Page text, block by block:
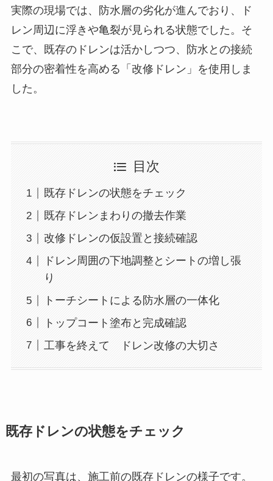
実際の現場では、防水層の劣化が進んでおり、ド
レン周辺に浮きや亀裂が見られる状態でした。そ
こで、既存のドレンは活かしつつ、防水との接続
部分の密着性を高める「改修ドレン」を使用しま
した。
目次
既存ドレンの状態をチェック
既存ドレンまわりの撤去作業
改修ドレンの仮設置と接続確認
ドレン周囲の下地調整とシートの増し張
り
トーチシートによる防水層の一体化
トップコート塗布と完成確認
工事を終えて ドレン改修の大切さ
既存ドレンの状態をチェック
最初の写真は、施工前の既存ドレンの様子です。